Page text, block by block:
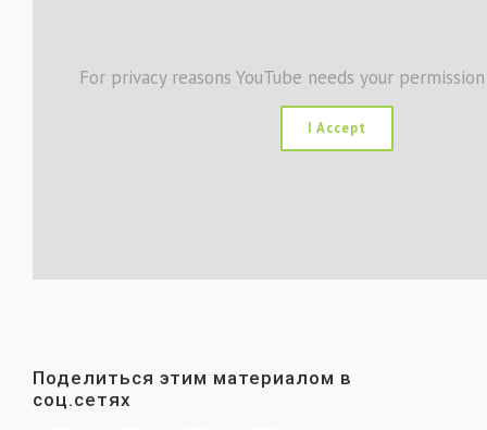
For privacy reasons YouTube needs your
I Accept
Поделиться этим материалом в
соц.сетях